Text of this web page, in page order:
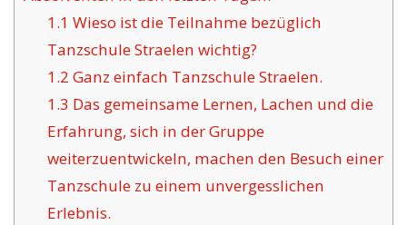
1.1 Wieso ist die Teilnahme bezüglich
Tanzschule Straelen wichtig?
1.2 Ganz einfach Tanzschule Straelen.
1.3 Das gemeinsame Lernen, Lachen und die
Erfahrung, sich in der Gruppe
weiterzuentwickeln, machen den Besuch einer
Tanzschule zu einem unvergesslichen
Erlebnis.